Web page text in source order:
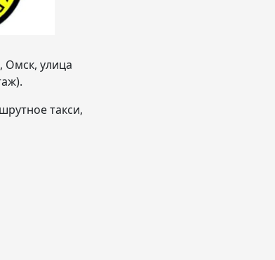
, Омск, улица
.
такси,